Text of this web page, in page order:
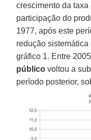
crescimento da
participação do
1977, após este
redução
gráfico 1. Entre
público voltou a
período posterior,